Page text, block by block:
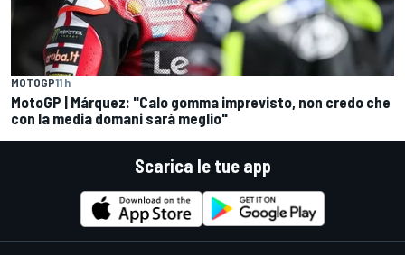
MOTOGP11 h
MotoGP | Márquez: "Calo gomma imprevisto, non credo che
con la media domani sarà meglio"
Scarica le tue app